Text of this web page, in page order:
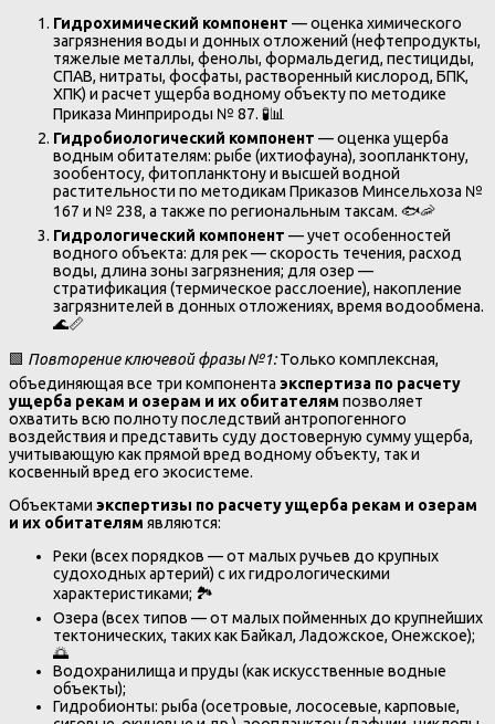
Гидрохимический компонент — оценка химического
загрязнения воды и донных отложений (нефтепродукты,
тяжелые металлы, фенолы, формальдегид, пестициды,
СПАВ, нитраты, фосфаты, растворенный кислород, БПК,
ХПК) и расчет ущерба водному объекту по методике
Приказа Минприроды № 87. 🧪📊
Гидробиологический компонент — оценка ущерба
водным обитателям: рыбе (ихтиофауна), зоопланктону,
зообентосу, фитопланктону и высшей водной
растительности по методикам Приказов Минсельхоза №
167 и № 238, а также по региональным таксам. 🐟🦐
Гидрологический компонент — учет особенностей
водного объекта: для рек — скорость течения, расход
воды, длина зоны загрязнения; для озер —
стратификация (термическое расслоение), накопление
загрязнителей в донных отложениях, время водообмена.
🌊📏
🟩 Повторение ключевой фразы №1:Только комплексная,
объединяющая все три компонента экспертиза по расчету
ущерба рекам и озерам и их обитателям позволяет
охватить всю полноту последствий антропогенного
воздействия и представить суду достоверную сумму ущерба,
учитывающую как прямой вред водному объекту, так и
косвенный вред его экосистеме.
Объектами экспертизы по расчету ущерба рекам и озерам
и их обитателям являются:
Реки (всех порядков — от малых ручьев до крупных
судоходных артерий) с их гидрологическими
характеристиками; 🏞️
Озера (всех типов — от малых пойменных до крупнейших
тектонических, таких как Байкал, Ладожское, Онежское);
🌅
Водохранилища и пруды (как искусственные водные
объекты);
Гидробионты: рыба (осетровые, лососевые, карповые,